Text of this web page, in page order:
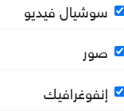
سوشيال فيديو
صور
إنفوغرافيك